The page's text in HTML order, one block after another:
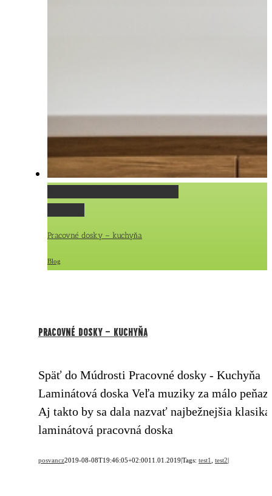
Pracovné dosky – kuchyňa
Blog
Pracovné dosky – kuchyňa
Späť do Múdrosti Pracovné dosky - Kuchyňa
Laminátová doska Veľa muziky za málo
Aj takto by sa dala nazvať najbežnejšia
laminátová pracovná doska
posvancz2019-08-08T19:46:05+02:0011.01.2019|Tags: test1 test2|